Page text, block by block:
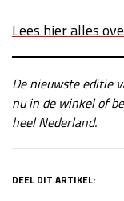
Lees hier alles
De nieuwste editie
nu in de winkel of
heel Nederland.
DEEL DIT ARTIKEL: